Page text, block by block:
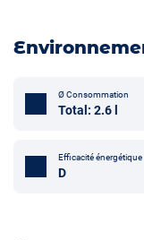
Ø Consommation
Total: 2.6 l
Efficacité énergétique
D